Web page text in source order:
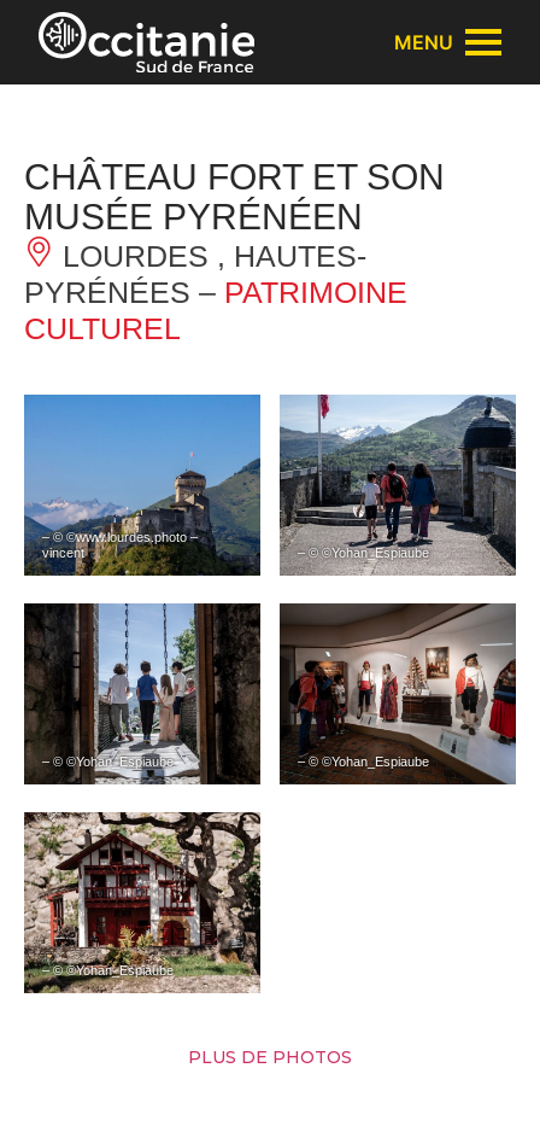
Panneau de gestion des cookies
MENU
CHÂTEAU FORT ET SON
MUSÉE PYRÉNÉEN
LOURDES , HAUTES-
PYRÉNÉES – PATRIMOINE
CULTUREL
– © ©www.lourdes.photo –
vincent
– © ©Yohan_Espiaube
– © ©Yohan_Espiaube – © ©Yohan_Espiaube
– © ©Yohan_Espiaube
PLUS DE PHOTOS